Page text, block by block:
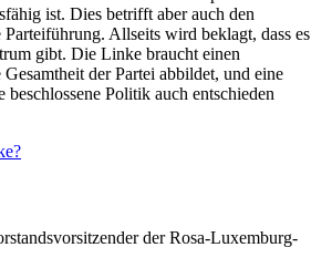
ist. Dies betrifft aber auch den
Allseits wird beklagt, dass es
gibt. Die Linke braucht einen
der Partei abbildet, und eine
beschlossene Politik auch entschieden
der Rosa-Luxemburg-